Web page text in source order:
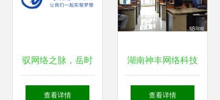
驭网络之脉，岳时
代之巅 上海驭岳网
查看详情
湖南神丰网络科技
专业网络设备销售
查看详情